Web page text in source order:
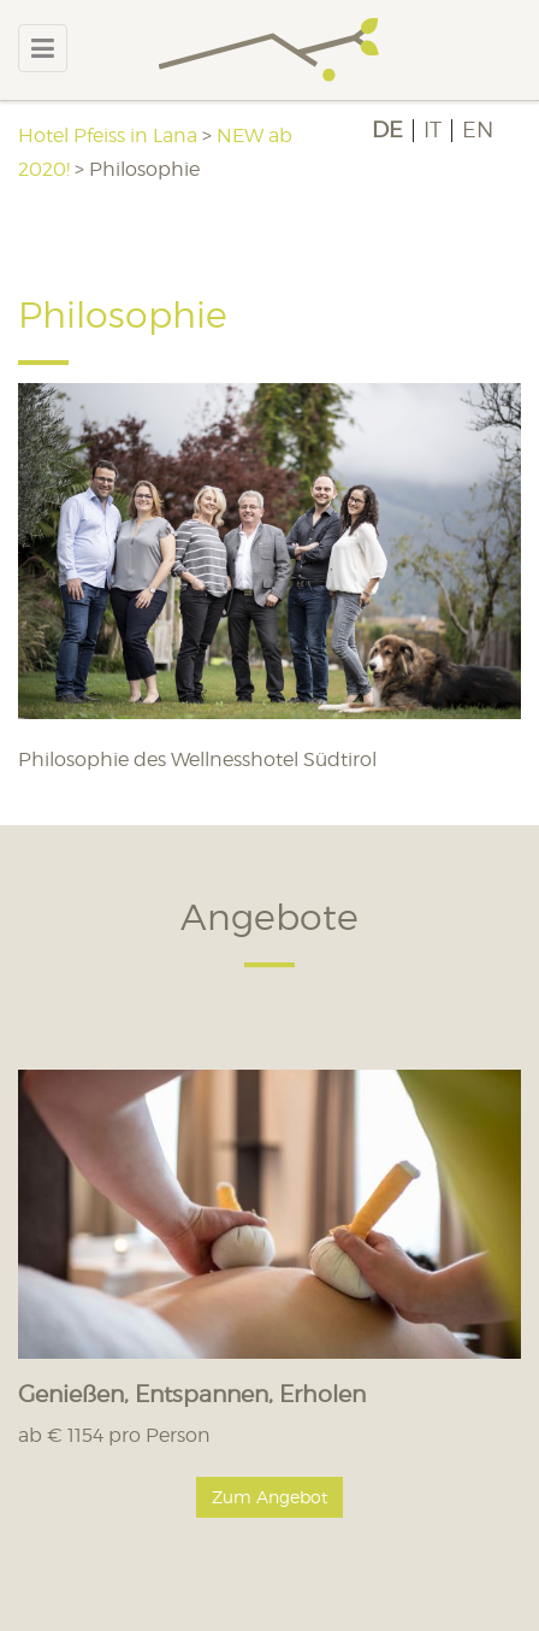
DE IT EN
Hotel Pfeiss in Lana > NEW ab
2020! > Philosophie
Philosophie
Philosophie des Wellnesshotel Südtirol
Angebote
Genießen, Entspannen, Erholen
ab € 1154 pro Person
Zum Angebot